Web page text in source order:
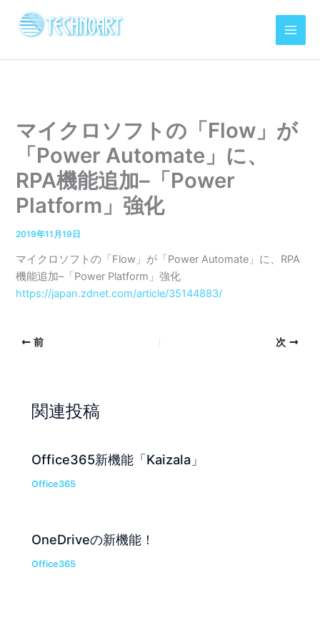
ス
マイクロソフトの「Flow」が
「Power Automate」に、
RPA機能追加–「Power
Platform」強化
2019年11月19日
マイクロソフトの「Flow」が「Power Automate」に、RPA
機能追加–「Power Platform」強化
https://japan.zdnet.com/article/35144883/
前 次
関連投稿
Office365新機能「Kaizala」
Office365
OneDriveの新機能！
Office365